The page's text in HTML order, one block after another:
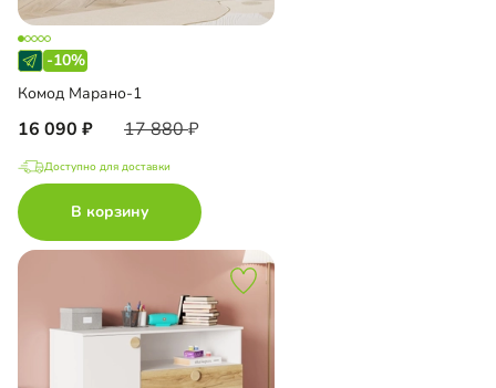
-10%
Комод Марано-1
16 090 17 880
Доступно для доставки
В корзину